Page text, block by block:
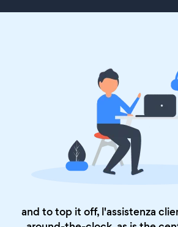
and to top it off, l'assistenza